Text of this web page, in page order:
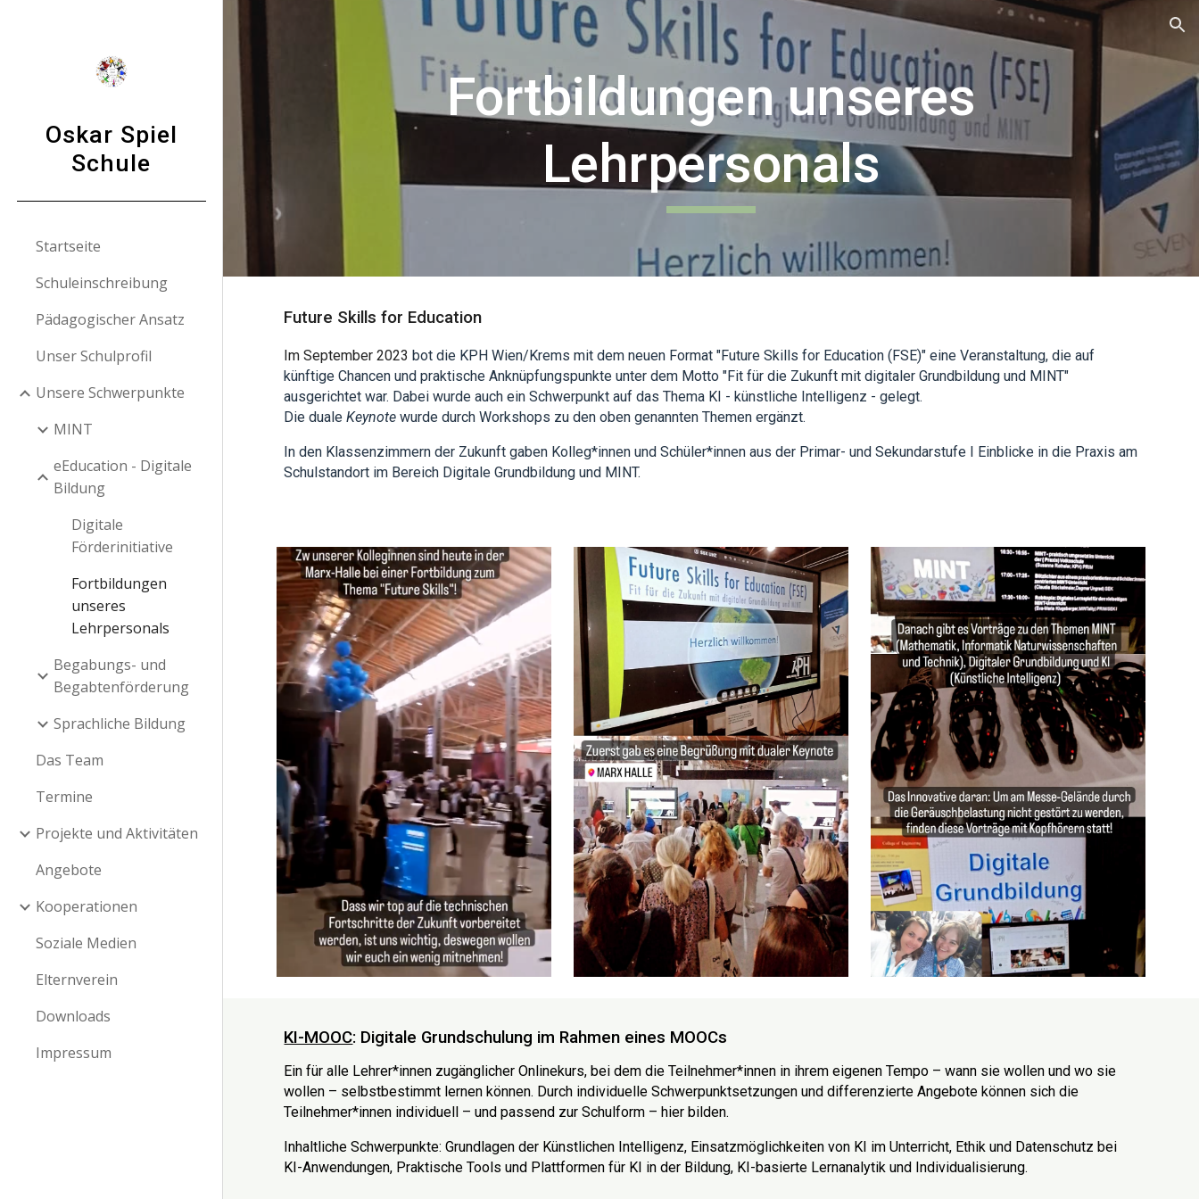
Skip to main content Skip to navigation
Oskar Spiel
Schule
Startseite
Schuleinschreibung
Pädagogischer Ansatz
Unser Schulprofil
Unsere Schwerpunkte
MINT
eEducation - Digitale
Bildung
Digitale
Förderinitiative
Fortbildungen
unseres
Lehrpersonals
Begabungs- und
Begabtenförderung
Sprachliche Bildung
Das Team
Termine
Projekte und Aktivitäten
Angebote
Kooperationen
Soziale Medien
Elternverein
Downloads
Impressum
Fortbildungen unseres
Lehrpersonals
Future Skills for Education
Im September 2023bot die KPH Wien/Krems mit dem neuen Format "Future Skills for Education (FSE)" eine Veranstaltung, die auf
künftige Chancen und praktische Anknüpfungspunkte unter dem Motto "Fit für die Zukunft mit digitaler Grundbildung und MINT"
ausgerichtet war. Dabei wurde auch ein Schwerpunkt auf das Thema KI - künstliche Intelligenz - gelegt.
Die dualeKeynote wurde durch Workshops zu den oben genannten Themen ergänzt.
In den Klassenzimmern der Zukunft gaben Kolleg*innen und Schüler*innen aus der Primar- und Sekundarstufe I Einblicke in die Praxis am
Schulstandort im Bereich Digitale Grundbildung und MINT.
KI-MOOC: Digitale Grundschulung im Rahmen eines MOOCs
Einfür alle Lehrer*innen zugänglicher Onlinekurs, bei dem die Teilnehmer*innen in ihrem eigenen Tempo – wann sie wollen und wo sie
wollen – selbstbestimmt lernen können. Durch individuelle Schwerpunktsetzungen und differenzierte Angebote können sich die
Teilnehmer*innen individuell – und passend zur Schulform – hier bilden.
Inhaltliche Schwerpunkte: Grundlagen der Künstlichen Intelligenz, Einsatzmöglichkeiten von KI im Unterricht, Ethik und Datenschutz bei
KI-Anwendungen, Praktische Tools und Plattformen für KI in der Bildung, KI-basierte Lernanalytik und Individualisierung.